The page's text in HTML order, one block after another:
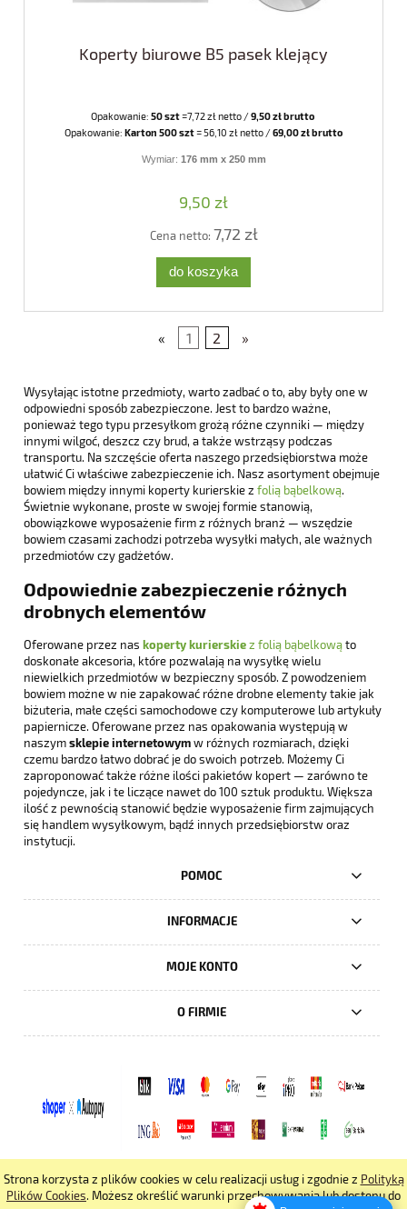
Strona korzysta z plików cookies w celu realizacji usług i zgodnie z Polityką
Plików Cookies. Możesz określić warunki przechowywania lub dostępu do
Koperty biurowe B5 pasek klejący
Opakowanie: 50 szt=7,72 zł netto /9,50 zł brutto
Opakowanie: Karton 500 szt= 56,10 zł netto /69,00 zł brutto
Wymiar: 176 mm x 250 mm
9,50 zł
Cena netto: 7,72 zł
do koszyka
« 1 2 »
Wysyłając istotne przedmioty, warto zadbać o to, aby były one w
odpowiedni sposób zabezpieczone. Jest to bardzo ważne,
ponieważ tego typu przesyłkom grożą różne czynniki — między
innymi wilgoć, deszcz czy brud, a także wstrząsy podczas
transportu. Na szczęście oferta naszego przedsiębiorstwa może
ułatwić Ci właściwe zabezpieczenie ich. Nasz asortyment obejmuje
bowiem między innymi koperty kurierskie z folią bąbelkową.
Świetnie wykonane, proste w swojej formie stanowią,
obowiązkowe wyposażenie firm z różnych branż — wszędzie
bowiem czasami zachodzi potrzeba wysyłki małych, ale ważnych
przedmiotów czy gadżetów.
Odpowiednie zabezpieczenie różnych
drobnych elementów
Oferowane przez nas koperty kurierskie z folią bąbelkowąto
doskonałe akcesoria, które pozwalają na wysyłkę wielu
niewielkich przedmiotów w bezpieczny sposób. Z powodzeniem
bowiem możne w nie zapakować różne drobne elementy takie jak
biżuteria, małe części samochodowe czy komputerowe lub artykuły
papiernicze. Oferowane przez nas opakowania występują w
naszym sklepie internetowym w różnych rozmiarach, dzięki
czemu bardzo łatwo dobrać je do swoich potrzeb. Możemy Ci
zaproponować także różne ilości pakietów kopert — zarówno te
pojedyncze, jak i te liczące nawet do 100 sztuk produktu. Większa
ilość z pewnością stanowić będzie wyposażenie firm zajmujących
się handlem wysyłkowym, bądź innych przedsiębiorstw oraz
instytucji.
POMOC
INFORMACJE
MOJE KONTO
O FIRMIE
pokaż pełną wersję strony